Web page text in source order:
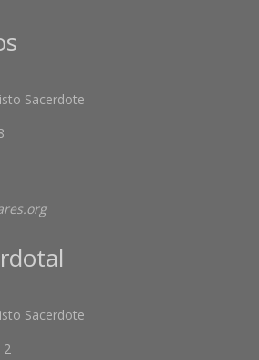
Sacerdote
Sacerdote
2